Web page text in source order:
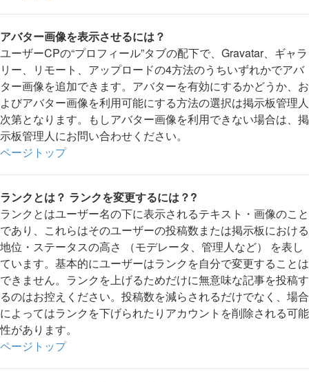
アバター画像を表示させるには？
ユーザーCPの“プロフィール”タブの配下で、Gravatar、ギャラ
リー、リモート、アップロードの4方法のうちいずれかでアバ
ター画像を追加できます。アバターを有効にするかどうか、お
よびアバター画像を利用可能にする方法の選択は掲示板管理人
次第となります。もしアバター画像を利用できない場合は、掲
示板管理人にお問い合わせください。
ページトップ
ランクとは？ ランクを変更するには？?
ランクとはユーザー名の下に表示されるテキスト・画像のこと
であり、これらはそのユーザーの投稿数または掲示板における
地位・ステータスの高さ （モデレータ、管理人など） を表し
ています。基本的にユーザーはランクを自分で変更することは
できません。ランクを上げるためだけに無意味な記事を投稿す
るのはお控えください。投稿数を減らされるだけでなく、場合
によってはランクを下げられたりアカウントを削除される可能
性があります。
ページトップ